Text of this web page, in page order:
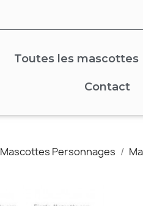
Toutes les mascottes
Contact
Mascottes Personnages